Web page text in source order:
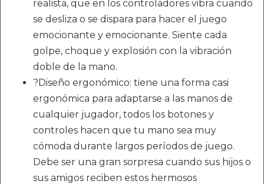
realista, que en los controladores vibra cuando
se desliza o se dispara para hacer el juego
emocionante y emocionante. Siente cada
golpe, choque y explosión con la vibración
doble de la mano.
?Diseño ergonómico: tiene una forma casi
ergonómica para adaptarse a las manos de
cualquier jugador, todos los botones y
controles hacen que tu mano sea muy
cómoda durante largos períodos de juego.
Debe ser una gran sorpresa cuando sus hijos o
sus amigos reciben estos hermosos